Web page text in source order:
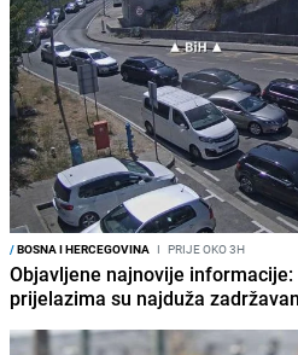
/BOSNA I HERCEGOVINA I PRIJE OKO 3H
Objavljene najnovije
prijelazima su najduža